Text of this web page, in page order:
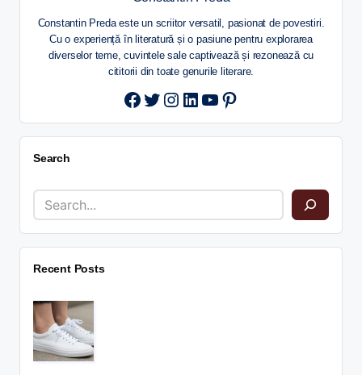
Constantin Preda este un scriitor versatil, pasionat de povestiri.
Cu o experiență în literatură și o pasiune pentru explorarea
diverselor teme, cuvintele sale captivează și rezonează cu
cititorii din toate genurile literare.
Twitter
Instagram
LinkedIn
YouTube
Pinterest
Search
Recent Posts